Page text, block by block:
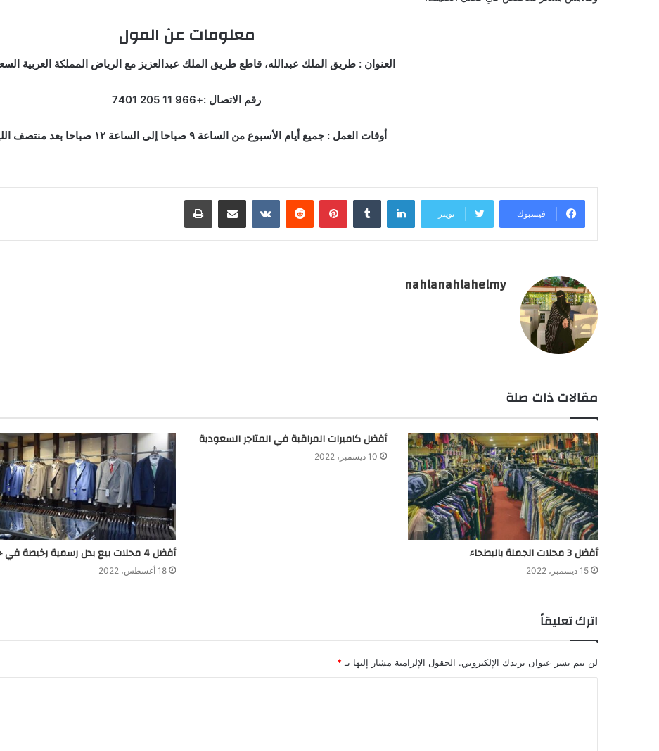
معلومات عن المول
العنوان : طريق الملك عبدالله، قاطع طريق الملك عبدالعزيز مع الرياض المملكة العربية
رقم الاتصال :+966 11 205 7401
أوقات العمل : جميع أيام الأسبوع من الساعة ٩ صباحا إلى الساعة ١٢ صباحا بعد منتصف الليل.
فيسبوك تويتر
لينكدإن بينتيريست مشاركة عبر البريد طباعة
nahlanahlahelmy
مقالات ذات صلة
أفضل 3 محلات الجملة بالبطحاء
15 ديسمبر، 2022
أفضل كاميرات المراقبة في المتاجر السعودية
10 ديسمبر، 2022
أفضل 4 محلات بيع بدل رسمية رخيصة في جدة
18 أغسطس، 2022
اترك تعليقاً
لن يتم نشر عنوان بريدك الإلكتروني. الحقول الإلزامية مشار إليها بـ *